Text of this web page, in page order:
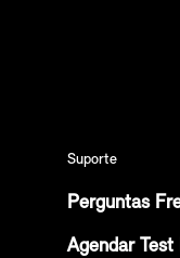
Suporte
Perguntas
Agendar Test